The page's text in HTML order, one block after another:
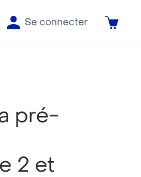
Se connecter
pré-
2 et